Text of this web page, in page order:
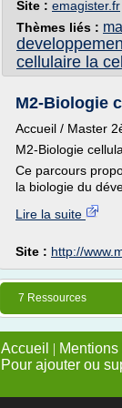
Site : emagister.fr
Thèmes liés :
cellulaire la
M2-Biologie
Accueil / Master
M2-Biologie
Ce parcours
la biologie du
Lire la suite
Site : http://
7 Ressources
Accueil |
Pour ajouter ou